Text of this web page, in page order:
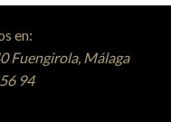
en:
Fuengirola, Málaga
94